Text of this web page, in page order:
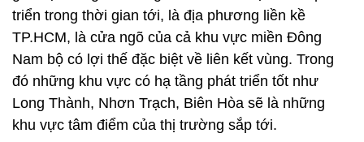
triển trong thời gian tới, là địa phương liền kề
TP.HCM, là cửa ngõ của cả khu vực miền Đông
Nam bộ có lợi thế đặc biệt về liên kết vùng. Trong
đó những khu vực có hạ tầng phát triển tốt như
Long Thành, Nhơn Trạch, Biên Hòa sẽ là những
khu vực tâm điểm của thị trường sắp tới.